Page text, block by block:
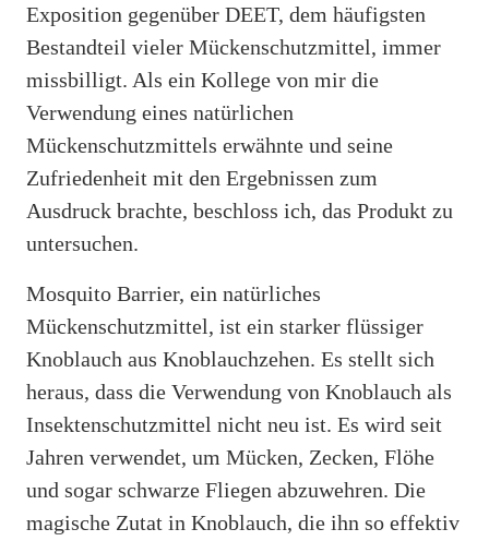
Exposition gegenüber DEET, dem häufigsten
Bestandteil vieler Mückenschutzmittel, immer
missbilligt. Als ein Kollege von mir die
Verwendung eines natürlichen
Mückenschutzmittels erwähnte und seine
Zufriedenheit mit den Ergebnissen zum
Ausdruck brachte, beschloss ich, das Produkt zu
untersuchen.
Mosquito Barrier, ein natürliches
Mückenschutzmittel, ist ein starker flüssiger
Knoblauch aus Knoblauchzehen. Es stellt sich
heraus, dass die Verwendung von Knoblauch als
Insektenschutzmittel nicht neu ist. Es wird seit
Jahren verwendet, um Mücken, Zecken, Flöhe
und sogar schwarze Fliegen abzuwehren. Die
magische Zutat in Knoblauch, die ihn so effektiv